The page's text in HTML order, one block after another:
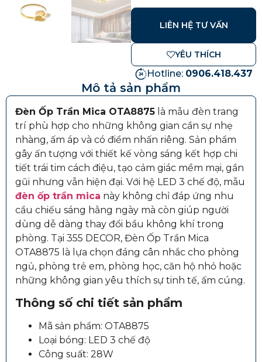
LIÊN HỆ TƯ VẤN
YÊU THÍCH
Hotline: 0906.418.437
Mô tả sản phẩm
Đèn Ốp Trần Mica OTA8875 là mẫu đèn trang
trí phù hợp cho những không gian cần sự nhẹ
nhàng, ấm áp và có điểm nhấn riêng. Sản phẩm
gây ấn tượng với thiết kế vòng sáng kết hợp chi
tiết trái tim cách điệu, tạo cảm giác mềm mại, gần
gũi nhưng vẫn hiện đại. Với hệ LED 3 chế độ, mẫu
đèn ốp trần mica này không chỉ đáp ứng nhu
cầu chiếu sáng hằng ngày mà còn giúp người
dùng dễ dàng thay đổi bầu không khí trong
phòng. Tại 355 DECOR, Đèn Ốp Trần Mica
OTA8875 là lựa chọn đáng cân nhắc cho phòng
ngủ, phòng trẻ em, phòng học, căn hộ nhỏ hoặc
những không gian yêu thích sự tinh tế, ấm cúng.
Thông số chi tiết sản phẩm
Mã sản phẩm: OTA8875
Loại bóng: LED 3 chế độ
Công suất: 28W